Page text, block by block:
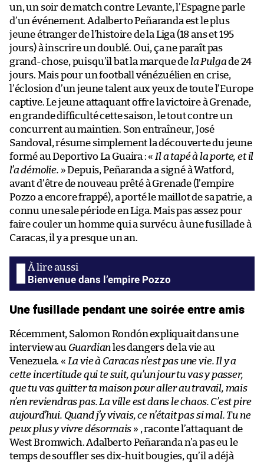
un, un soir de match contre Levante, l’Espagne parle
d’un événement. Adalberto Peñaranda est le plus
jeune étranger de l’histoire de la Liga (18 ans et 195
jours) à inscrire un doublé. Oui, ça ne paraît pas
grand-chose, puisqu’il bat la marque dela Pulgade 24
jours. Mais pour un football vénézuélien en crise,
l’éclosion d’un jeune talent aux yeux de toute l’Europe
captive. Le jeune attaquant offre la victoire à Grenade,
en grande difficulté cette saison, le tout contre un
concurrent au maintien. Son entraîneur, José
Sandoval, résume simplement la découverte du jeune
formé au Deportivo La Guaira : «Il a tapé à la porte, et il
l’a démolie. » Depuis, Peñaranda a signé à Watford,
avant d’être de nouveau prêté à Grenade (l’empire
Pozzo a encore frappé), a porté le maillot de sa patrie, a
connu une sale période en Liga. Mais pas assez pour
faire couler un homme qui a survécu à une fusillade à
Caracas, il y a presque un an.
Bienvenue dans l’empire Pozzo
Une fusillade pendant une soirée entre amis
Récemment, Salomon Rondón expliquait dans une
interview au Guardianles dangers de la vie au
Venezuela. « La vie à Caracas n’est pas une vie. Il y a
cette incertitude qui te suit, qu’un jour tu vas y passer,
que tu vas quitter ta maison pour aller au travail, mais
n’en reviendras pas. La ville est dans le chaos. C’est pire
aujourd’hui. Quand j’y vivais, ce n’était pas si mal. Tu ne
peux plus y vivre désormais » , raconte l’attaquant de
West Bromwich. Adalberto Peñaranda n’a pas eu le
temps de souffler ses dix-huit bougies, qu’il a déjà